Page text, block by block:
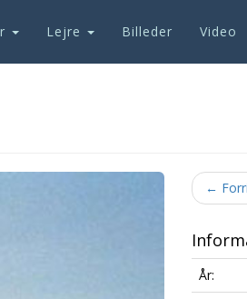
Lejre Billeder Video
←
År: